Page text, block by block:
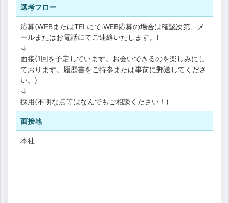
選考フロー
応募(WEBまたはTELにて:WEB応募の場合は確認次第、メ
ールまたはお電話にてご連絡いたします。)
↓
面接(1回を予定しています。お会いできるのを楽しみにし
ております。履歴書をご持参または事前に郵送してくださ
い。)
↓
採用(不明な点等はなんでもご相談ください！)
面接地
本社